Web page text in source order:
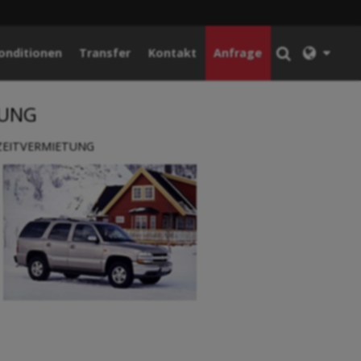
Transfer Kontakt Anfrage